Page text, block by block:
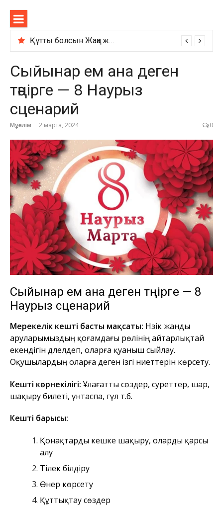
содержимому
Құтты болсын Жаңа жыл қазақша сценарий
Сыйынар ем ана деген
тәңірге — 8 Наурыз
сценарий
Мұғалім 2 марта, 2024 0
Сыйынар ем ана деген тәңірге — 8
Наурыз сценарий
Мерекелік кештің басты мақсаты: Нәзік жанды
аруларымыздың қоғамдағы рөлінің айтарлықтай
екендігін дәлелдеп, оларға қуаныш сыйлау.
Оқушылардың оларға деген ізгі ниеттерін көрсету.
Кештің көрнекілігі:Ұлағатты сөздер, суреттер, шар,
шақыру билеті, үнтаспа, гүл т.б.
Кештің барысы:
Қонақтарды кешке шақыру, оларды қарсы
алу
Тілек білдіру
Өнер көрсету
Құттықтау сөздер